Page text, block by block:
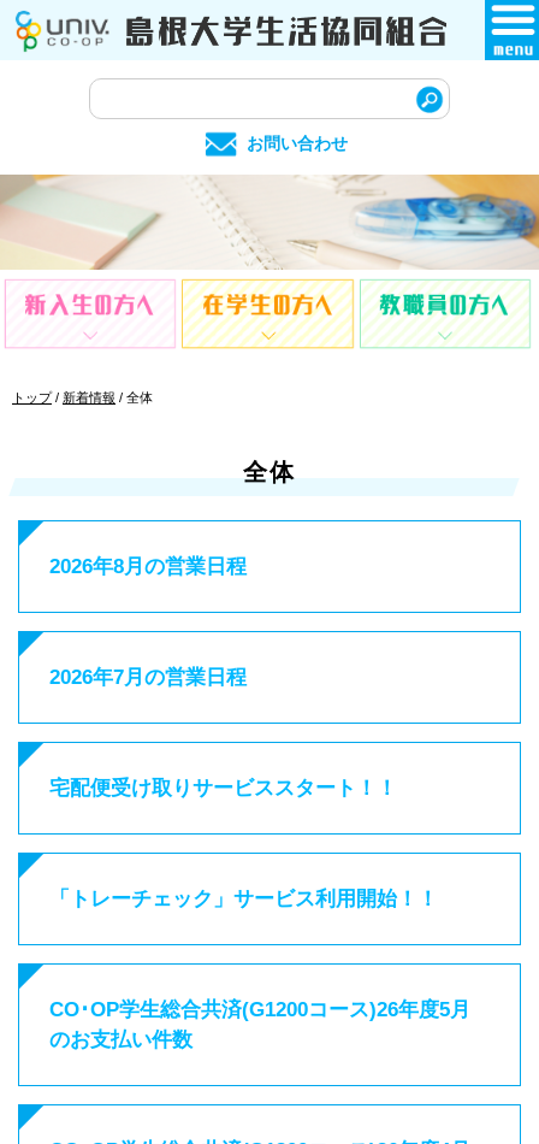
このページの本文へ
サ
索
お問い合わせ
現
トップ/ 新着情報 / 全体
全体
2026年8月の営業日程
2026年7月の営業日程
宅配便受け取りサービススタート！！
「トレーチェック」サービス利用開始！！
CO･OP学生総合共済(G1200コース)26年度5月
のお支払い件数